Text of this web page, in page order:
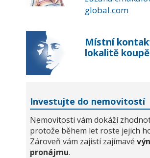
global.com
Místní
lokalitě koupě
Investujte do nemovitostí
Nemovitosti vám dokáží
protože během let roste jejich
Zároveň vám zajistí zajímavé
pronájmu.